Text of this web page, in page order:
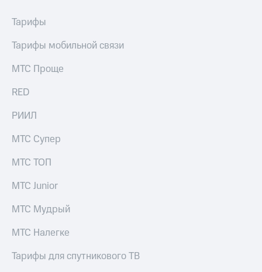
Тарифы
Тарифы мобильной связи
МТС Проще
RED
РИИЛ
МТС Супер
МТС ТОП
МТС Junior
МТС Мудрый
МТС Налегке
Тарифы для спутникового ТВ